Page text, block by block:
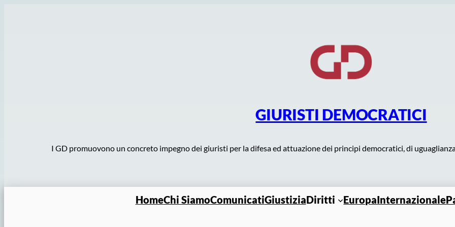
GIURISTI DEMOCRATICI
I GD promuovono un concreto impegno dei giuristi per la difesa ed attuazione dei principi democratici, di
HomeChi SiamoComunicatiGiustiziaDiritti EuropaInternazionale